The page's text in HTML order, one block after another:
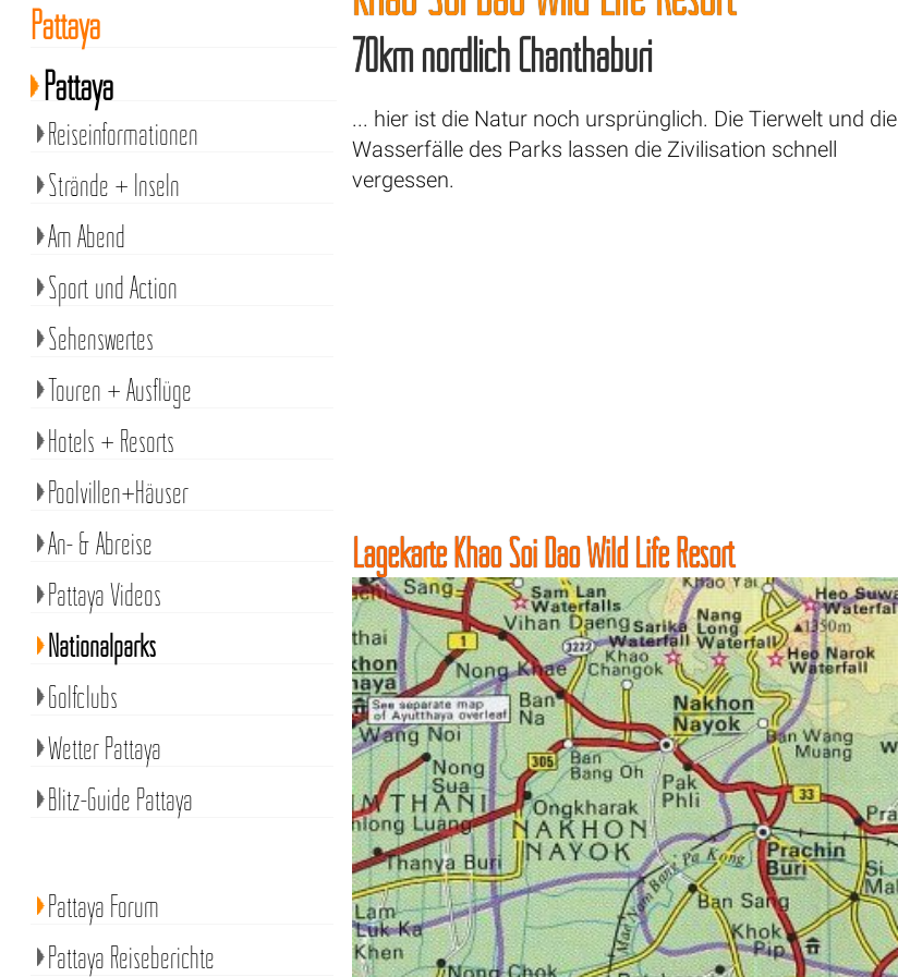
70km nördlich Chanthaburi
... hier ist die Natur noch ursprünglich. Die Tierwelt und die
Wasserfälle des Parks lassen die Zivilisation schnell
vergessen.
Lagekarte Khao Soi Dao Wild Life Resort
Pattaya
Pattaya
Reiseinformationen
Strände + Inseln
Am Abend
Sport und Action
Sehenswertes
Touren + Ausflüge
Hotels + Resorts
Poolvillen+Häuser
An- & Abreise
Pattaya Videos
Nationalparks
Golfclubs
Wetter Pattaya
Blitz-Guide Pattaya
Pattaya Forum
Pattaya Reiseberichte